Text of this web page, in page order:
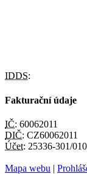
IDDS:
Fakturační údaje
IČ: 60062011
DIČ: CZ60062011
Účet: 25336-301/
Mapa webu |